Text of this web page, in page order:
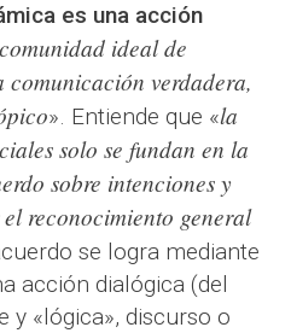
es una acción
comunidad ideal de
comunicación verdadera,
». Entiende que «la
solo se fundan en la
sobre intenciones y
reconocimiento general
se logra mediante
acción dialógica (del
y «lógica», discurso o